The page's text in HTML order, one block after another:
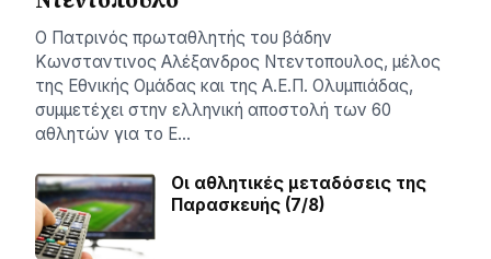
Ο Πατρινός πρωταθλητής του βάδην
Κωνσταντινος Αλέξανδρος Ντεντοπουλος, μέλος
της Εθνικής Ομάδας και της Α.Ε.Π. Ολυμπιάδας,
συμμετέχει στην ελληνική αποστολή των 60
αθλητών για το Ε…
Οι αθλητικές μεταδόσεις της
Παρασκευής (7/8)